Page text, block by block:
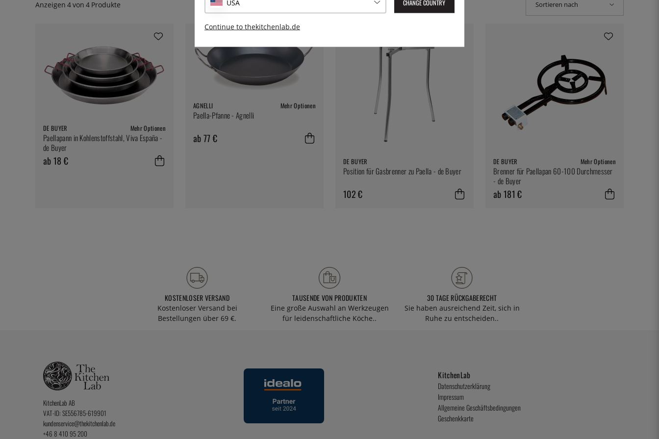
Anzeigen 4von 4 Produkte Sortieren nach
DE BUYER Mehr Optionen
Paellapann in Kohlenstoffstahl, Viva España -
de Buyer
ab 18 €
AGNELLI Mehr Optionen
Paella-Pfanne - Agnelli
ab 77 €
DE BUYER
Position für Gasbrenner zu Paella - de Buyer
102 €
DE BUYER Mehr Optionen
Brenner für Paellapan 60-100 Durchmesser
- de Buyer
ab 181 €
KOSTENLOSER VERSAND
Kostenloser Versand bei
Bestellungen über 69 €.
TAUSENDE VON PRODUKTEN
Eine große Auswahl an Werkzeugen
für leidenschaftliche Köche..
30 TAGE RÜCKGABERECHT
Sie haben ausreichend Zeit, sich in
Ruhe zu entscheiden..
KitchenLab AB
VAT-ID: SE556785-619901
kundenservice@thekitchenlab.de
+46 8 410 95 200
KitchenLab
Datenschutzerklärung
Impressum
Allgemeine Geschäftsbedingungen
Geschenkkarte
USA CHANGE COUNTRY
Continue to thekitchenlab.de